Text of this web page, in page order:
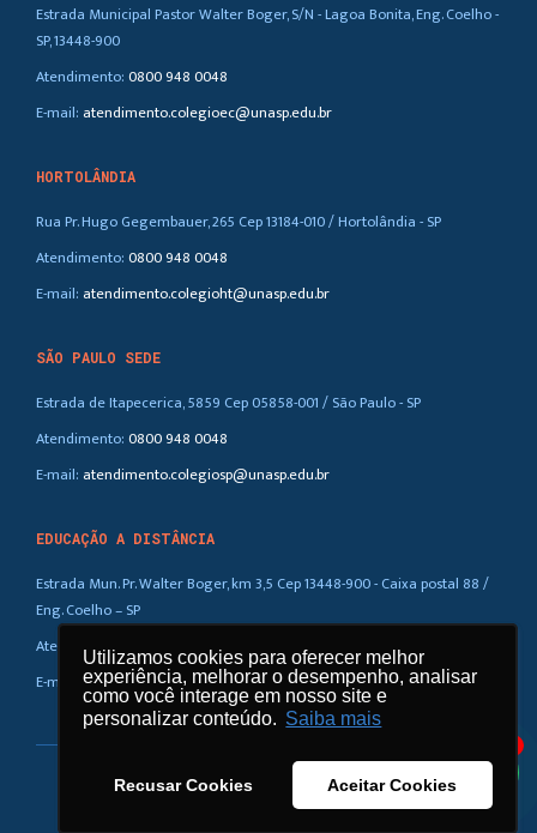
Utilizamos cookies para oferecer melhor
experiência, melhorar o desempenho, analisar
como você interage em nosso site e
personalizar conteúdo. Saiba mais
Recusar Cookies Aceitar Cookies
Utilizamos cookies para oferecer melhor
experiência, melhorar o desempenho, analisar
como você interage em nosso site e
personalizar conteúdo. Saiba mais
Recusar Cookies Aceitar Cookies
Estrada Municipal Pastor Walter Boger, S/N - Lagoa Bonita, Eng. Coelho -
SP, 13448-900
Atendimento:0800 948 0048
E-mail: atendimento.colegioec@unasp.edu.br
HORTOLÂNDIA
Rua Pr. Hugo Gegembauer, 265 Cep 13184-010 / Hortolândia - SP
Atendimento:0800 948 0048
E-mail: atendimento.colegioht@unasp.edu.br
SÃO PAULO SEDE
Estrada de Itapecerica, 5859 Cep 05858-001 / São Paulo - SP
Atendimento:0800 948 0048
E-mail: atendimento.colegiosp@unasp.edu.br
EDUCAÇÃO A DISTÂNCIA
Estrada Mun. Pr. Walter Boger, km 3,5 Cep 13448-900 - Caixa postal 88 /
Eng. Coelho – SP
Atendimento:
0800 948 0048
E-mail: atendimento.ead@unasp.br